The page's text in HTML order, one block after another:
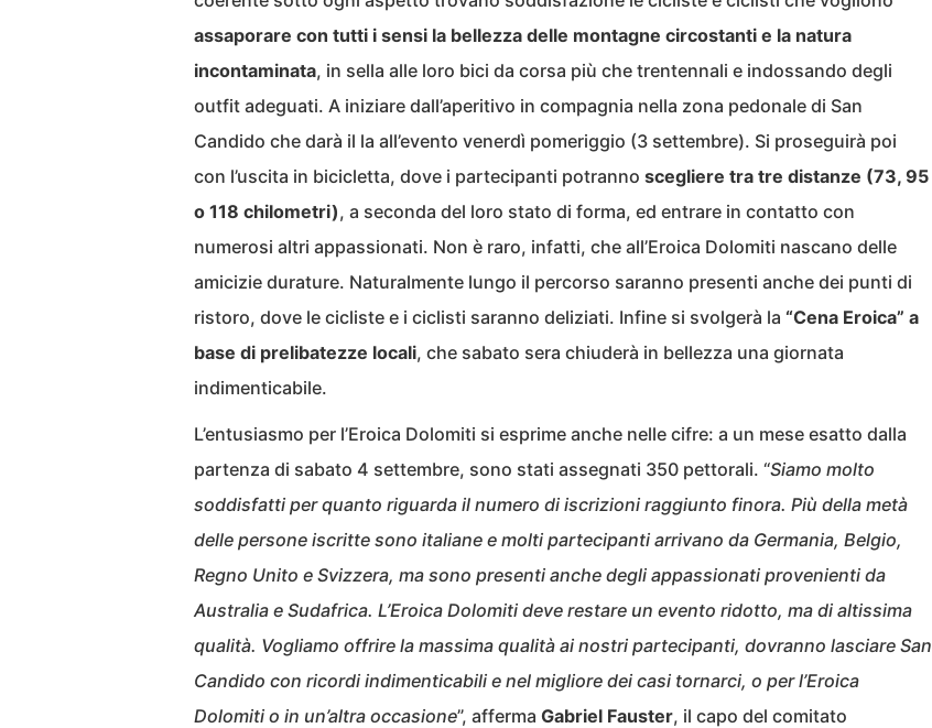
assaporare con tutti i sensi la bellezza delle montagne circostanti e la natura
incontaminata, in sella alle loro bici da corsa più che trentennali e indossando degli
outfit adeguati. A iniziare dall’aperitivo in compagnia nella zona pedonale di San
Candido che darà il la all’evento venerdì pomeriggio (3 settembre). Si proseguirà poi
con l’uscita in bicicletta, dove i partecipanti potranno scegliere tra tre distanze (73, 95
o 118 chilometri), a seconda del loro stato di forma, ed entrare in contatto con
numerosi altri appassionati. Non è raro, infatti, che all’Eroica Dolomiti nascano delle
amicizie durature. Naturalmente lungo il percorso saranno presenti anche dei punti di
ristoro, dove le cicliste e i ciclisti saranno deliziati. Infine si svolgerà la “Cena Eroica” a
base di prelibatezze locali, che sabato sera chiuderà in bellezza una giornata
indimenticabile.
L’entusiasmo per l’Eroica Dolomiti si esprime anche nelle cifre: a un mese esatto dalla
partenza di sabato 4 settembre, sono stati assegnati 350 pettorali. “Siamo molto
soddisfatti per quanto riguarda il numero di iscrizioni raggiunto finora. Più della metà
delle persone iscritte sono italiane e molti partecipanti arrivano da Germania, Belgio,
Regno Unito e Svizzera, ma sono presenti anche degli appassionati provenienti da
Australia e Sudafrica. L’Eroica Dolomiti deve restare un evento ridotto, ma di altissima
qualità. Vogliamo offrire la massima qualità ai nostri partecipanti, dovranno lasciare San
Candido con ricordi indimenticabili e nel migliore dei casi tornarci, o per l’Eroica
Dolomiti o in un’altra occasione”, afferma Gabriel Fauster, il capo del comitato